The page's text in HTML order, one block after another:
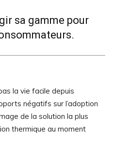
sa gamme pour
la vie facile depuis
négatifs sur l’adoption
de la solution la plus
thermique au moment